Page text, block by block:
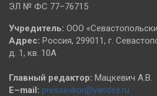
ЭЛ № ФС 77–76715
Учредитель: ООО
Адрес: Россия, 299011, г.
д. 1, кв. 10А
Главный редактор: Мацкевич А.В.
E–mail: pressevkor@yandex.ru